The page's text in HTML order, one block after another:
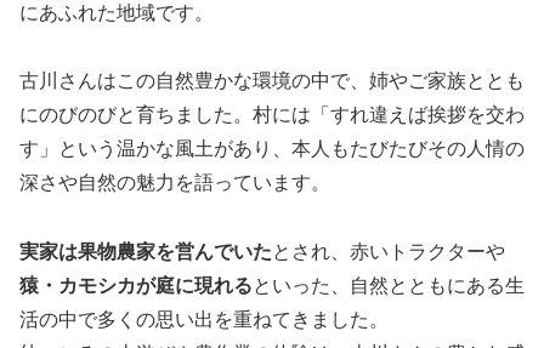
にあふれた地域です。
古川さんはこの自然豊かな環境の中で、姉やご家族ととも
にのびのびと育ちました。村には「すれ違えば挨拶を交わ
す」という温かな風土があり、本人もたびたびその人情の
深さや自然の魅力を語っています。
実家は果物農家を営んでいたとされ、赤いトラクターや
猿・カモシカが庭に現れるといった、自然とともにある生
活の中で多くの思い出を重ねてきました。